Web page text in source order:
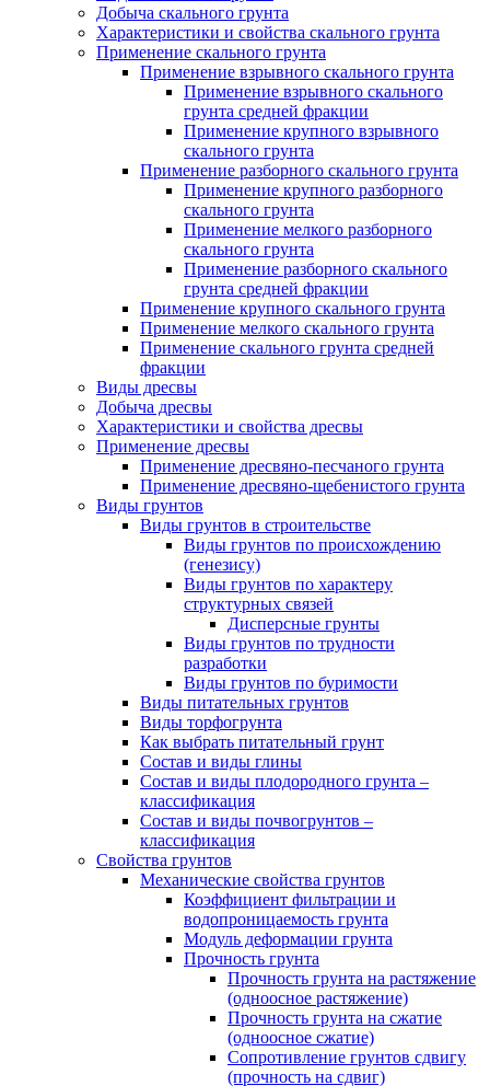
Добыча скального грунта
Характеристики и свойства скального грунта
Применение скального грунта
Применение взрывного скального грунта
Применение взрывного скального
грунта средней фракции
Применение крупного взрывного
скального грунта
Применение разборного скального грунта
Применение крупного разборного
скального грунта
Применение мелкого разборного
скального грунта
Применение разборного скального
грунта средней фракции
Применение крупного скального грунта
Применение мелкого скального грунта
Применение скального грунта средней
фракции
Виды дресвы
Добыча дресвы
Характеристики и свойства дресвы
Применение дресвы
Применение дресвяно-песчаного грунта
Применение дресвяно-щебенистого грунта
Виды грунтов
Виды грунтов в строительстве
Виды грунтов по происхождению
(генезису)
Виды грунтов по характеру
структурных связей
Дисперсные грунты
Виды грунтов по трудности
разработки
Виды грунтов по буримости
Виды питательных грунтов
Виды торфогрунта
Как выбрать питательный грунт
Состав и виды глины
Состав и виды плодородного грунта –
классификация
Состав и виды почвогрунтов –
классификация
Свойства грунтов
Механические свойства грунтов
Коэффициент фильтрации и
водопроницаемость грунта
Модуль деформации грунта
Прочность грунта
Прочность грунта на растяжение
(одноосное растяжение)
Прочность грунта на сжатие
(одноосное сжатие)
Сопротивление грунтов сдвигу
(прочность на сдвиг)